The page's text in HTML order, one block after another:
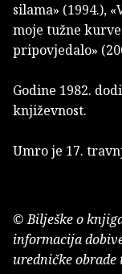
silama» (1994.),
moje tužne
pripovjedalo»
Godine 1982.
književnost.
Umro je 17.
© Bilješke o
informacija
uredničke obrade